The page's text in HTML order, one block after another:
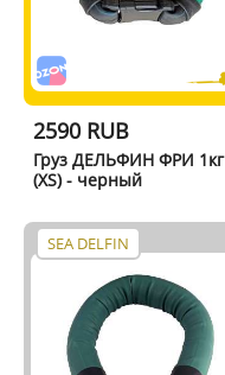
2590 RUB
Груз ДЕЛЬФИН ФРИ 1кг
(XS) - черный
SEA DELFIN